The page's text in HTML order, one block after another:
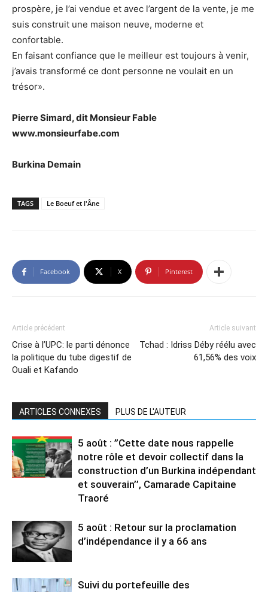
prospère, je l’ai vendue et avec l’argent de la vente, je me
suis construit une maison neuve, moderne et
confortable.
En faisant confiance que le meilleur est toujours à venir,
j’avais transformé ce dont personne ne voulait en un
trésor».
Pierre Simard, dit Monsieur Fable
www.monsieurfabe.com
Burkina Demain
TAGS Le Boeuf et l'Âne
Facebook X Pinterest
Article précédent
Crise à l’UPC: le parti dénonce
la politique du tube digestif de
Ouali et Kafando
Article suivant
Tchad : Idriss Déby réélu avec
61,56% des voix
ARTICLES CONNEXES PLUS DE L'AUTEUR
5 août : ”Cette date nous rappelle
notre rôle et devoir collectif dans la
construction d’un Burkina indépendant
et souverain’’, Camarade Capitaine
Traoré
5 août : Retour sur la proclamation
d’indépendance il y a 66 ans
Suivi du portefeuille des